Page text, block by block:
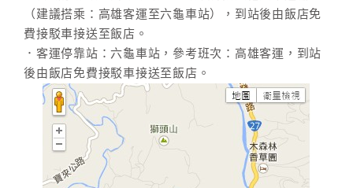
（建議搭乘：高雄客運至六龜車站），到站後由飯店免
費接駁車接送至飯店。
．客運停靠站：六龜車站，參考班次：高雄客運，到站
後由飯店免費接駁車接送至飯店。